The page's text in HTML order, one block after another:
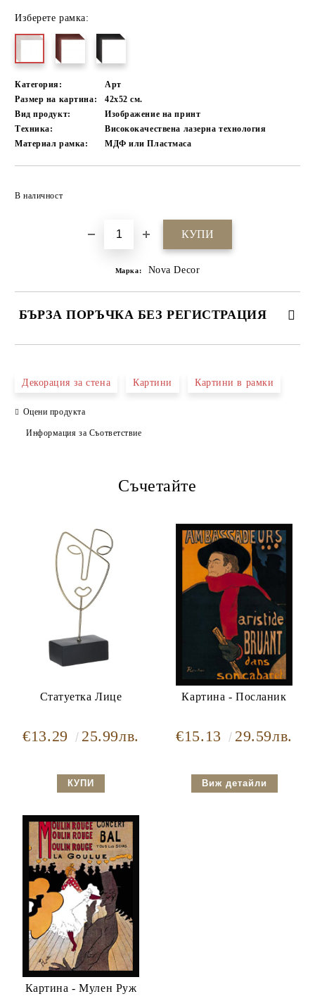
Изберете рамка:
Категория:
Арт
Размер на картина:
42х52 см.
Вид продукт:
Изображение на принт
Техника:
Висококачествена лазерна технология
Материал рамка:
МДФ или Пластмаса
В наличност
Марка: Nova Decor
БЪРЗА ПОРЪЧКА БЕЗ РЕГИСТРАЦИЯ
Ние ще се свържем с вас в рамките на работния ден.
Декорация за стена Картини Картини в рамки
Оцени продукта
Информация за Съответствие
Съчетайте
Статуетка Лице
€13.29 25.99лв.
Картина - Посланик
€15.13 29.59лв.
Виж детайли
Картина - Мулен Руж